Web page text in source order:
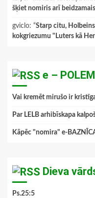
šķiet nomiris arī
gviclo: “Starp citu,
kokgriezumu "Luters kā
e –
Vai kremēt mirušo ir
Par LELB arhibīskapa
Kāpēc "nomira" e-
Dieva
Ps.25:5